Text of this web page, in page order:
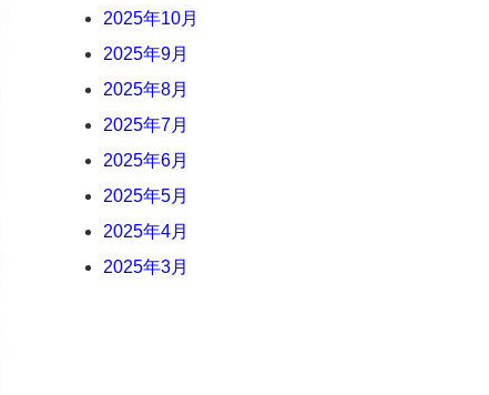
2025年10月
2025年9月
2025年8月
2025年7月
2025年6月
2025年5月
2025年4月
2025年3月